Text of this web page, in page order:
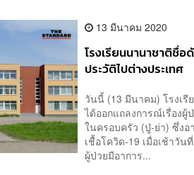
13 มีนาคม 2020
โรงเรียนนานาชาติชื่
ประวัติไปต่างประเทศ
วันนี้ (13 มีนาคม) โรงเรี
ได้ออกแถลงการณ์เรื่อง
ในครอบครัว (ปู่-ย่า) ซึ่งอ
เชื้อโควิด-19 เมื่อเช้าวั
ผู้ป่วยมีอาการ...